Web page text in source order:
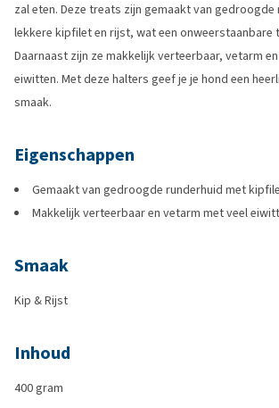
zal eten. Deze treats zijn gemaakt van
lekkere kipfilet en rijst, wat een
Daarnaast zijn ze makkelijk verteerbaar, vetarm
eiwitten. Met deze halters geef je je hond een
smaak.
Eigenschappen
Gemaakt van gedroogde runderhuid met
Makkelijk verteerbaar en vetarm met veel
Smaak
Kip & Rijst
Inhoud
400 gram